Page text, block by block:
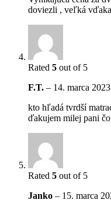
doviezli , veľká
Rated 5 out of 5
F.T. – 14. marca 2023
kto hľadá tvrdší
ďakujem milej pani
Rated 5 out of 5
Janko – 15. marca